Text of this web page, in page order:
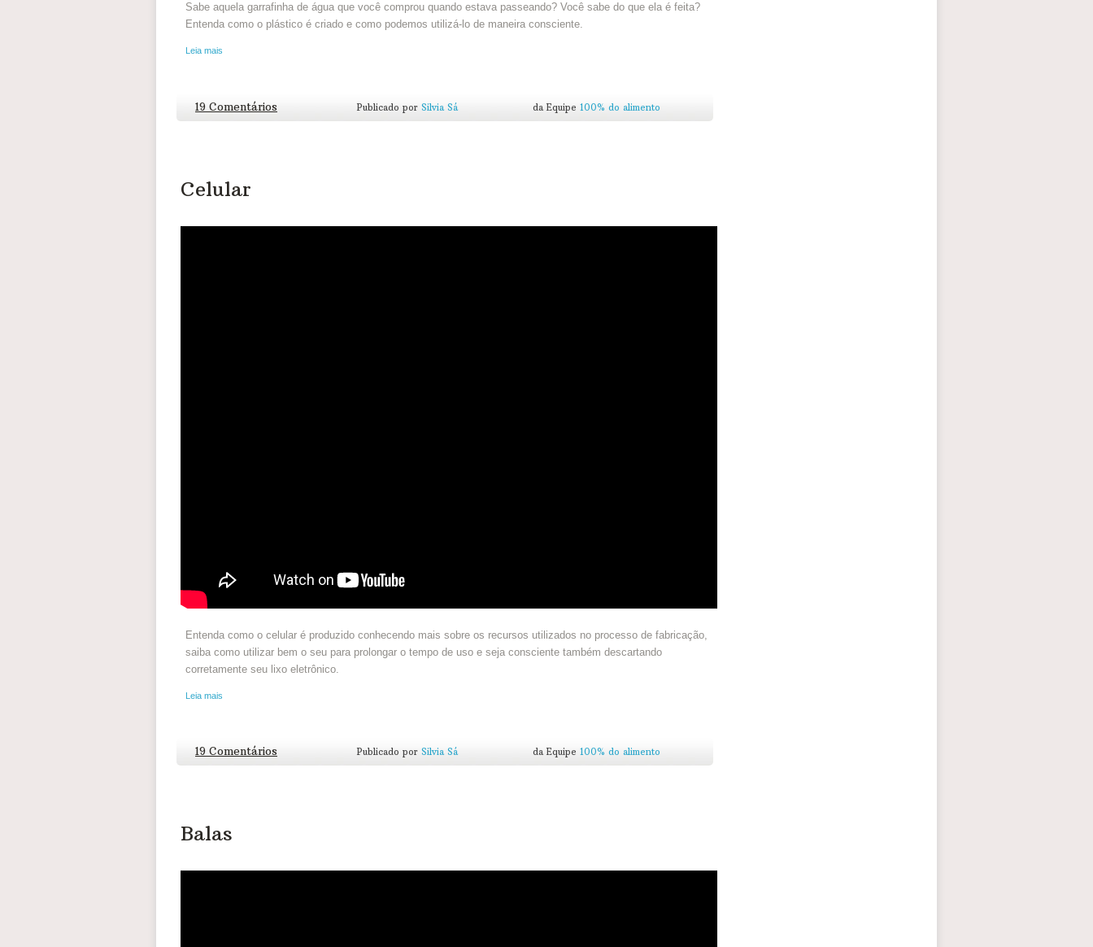
Sabe aquela garrafinha de água que você comprou quando estava passeando? Você sabe do que ela é feita?
Entenda como o plástico é criado e como podemos utilizá-lo de maneira consciente.
Leia mais
19 Comentários Publicado por Silvia Sá da Equipe 100% do alimento
Celular
Entenda como o celular é produzido conhecendo mais sobre os recursos utilizados no processo de fabricação,
saiba como utilizar bem o seu para prolongar o tempo de uso e seja consciente também descartando
corretamente seu lixo eletrônico.
Leia mais
19 Comentários Publicado por Silvia Sá da Equipe 100% do alimento
Balas